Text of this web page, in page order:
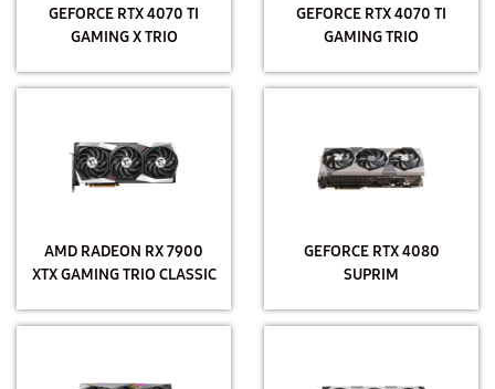
GEFORCE RTX 4070 TI
GAMING X TRIO
GEFORCE RTX 4070 TI
GAMING TRIO
AMD RADEON RX 7900
XTX GAMING TRIO CLASSIC
GEFORCE RTX 4080
SUPRIM